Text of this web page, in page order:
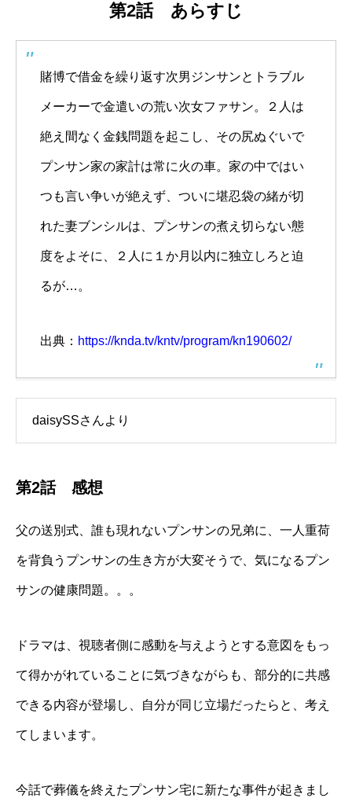
第2話 あらすじ
賭博で借金を繰り返す次男ジンサンとトラブル
メーカーで金遣いの荒い次女ファサン。２人は
絶え間なく金銭問題を起こし、その尻ぬぐいで
プンサン家の家計は常に火の車。家の中ではい
つも言い争いが絶えず、ついに堪忍袋の緒が切
れた妻ブンシルは、プンサンの煮え切らない態
度をよそに、２人に１か月以内に独立しろと迫
るが…。
出典： https://knda.tv/kntv/program/kn190602/
daisySSさんより
第2話 感想
父の送別式、誰も現れないプンサンの兄弟に、一人重荷
を背負うプンサンの生き方が大変そうで、気になるプン
サンの健康問題。。。
ドラマは、視聴者側に感動を与えようとする意図をもっ
て得かがれていることに気づきながらも、部分的に共感
できる内容が登場し、自分が同じ立場だったらと、考え
てしまいます。
今話で葬儀を終えたプンサン宅に新たな事件が起きまし